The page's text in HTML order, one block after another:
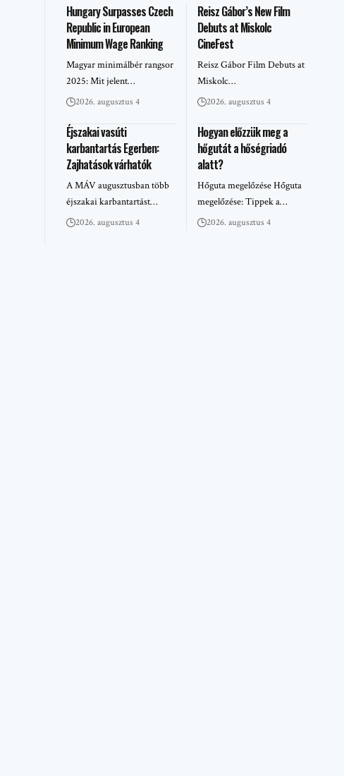
Hungary Surpasses Czech
Republic in European
Minimum Wage Ranking
Magyar minimálbér rangsor
2025: Mit jelent…
2026. augusztus 4
Reisz Gábor’s New Film
Debuts at Miskolc
CineFest
Reisz Gábor Film Debuts at
Miskolc…
2026. augusztus 4
Éjszakai vasúti
karbantartás Egerben:
Zajhatások várhatók
A MÁV augusztusban több
éjszakai karbantartást…
2026. augusztus 4
Hogyan előzzük meg a
hőgutát a hőségriadó
alatt?
Hőguta megelőzése Hőguta
megelőzése: Tippek a…
2026. augusztus 4